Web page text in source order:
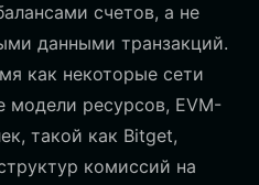
счетов, а не
данными транзакций.
как некоторые сети
модели ресурсов, EVM-
такой как Bitget,
комиссий на